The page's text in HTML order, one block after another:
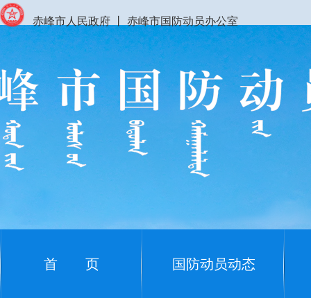
赤峰市人民政府 赤峰市国防动员办公室
首 页 国防动员动态